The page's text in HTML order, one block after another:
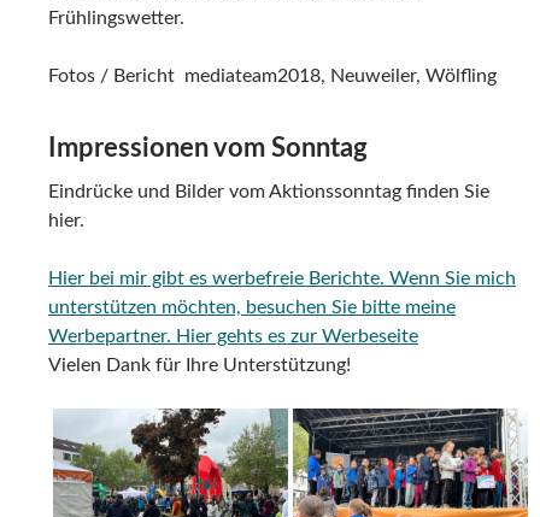
Frühlingswetter.
Fotos / Bericht mediateam2018, Neuweiler, Wölfling
Impressionen vom Sonntag
Eindrücke und Bilder vom Aktionssonntag finden Sie
hier.
Hier bei mir gibt es werbefreie Berichte. Wenn Sie mich
unterstützen möchten, besuchen Sie bitte meine
Werbepartner. Hier gehts es zur Werbeseite
Vielen Dank für Ihre Unterstützung!